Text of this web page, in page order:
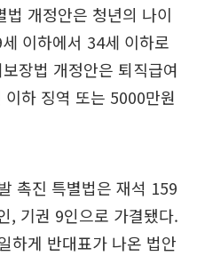
개정안은 청년의 나이
이하에서 34세 이하로
장법 개정안은 퇴직급여
하 징역 또는 5000만원
촉진 특별법은 재석 159
, 기권 9인으로 가결됐다.
하게 반대표가 나온 법안